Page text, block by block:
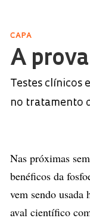
CAPA
A
Testes clínicos
no tratamento
Nas próximas
benéficos da
vem sendo usada
aval científico